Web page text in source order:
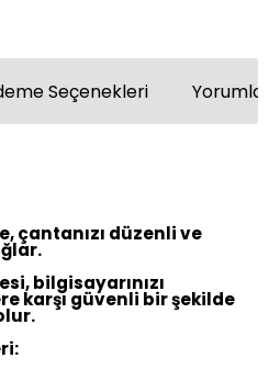
Seçenekleri
çantanızı düzenli ve
bilgisayarınızı
karşı güvenli bir şekilde